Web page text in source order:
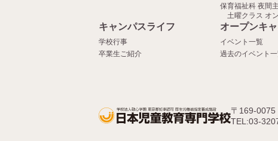
保育福祉科 夜間
土曜クラス オ
キャンパスライフ
学校行事
卒業生ご紹介
オープンキ
イベント一覧
過去のイベント
〒169-0075
TEL:03-